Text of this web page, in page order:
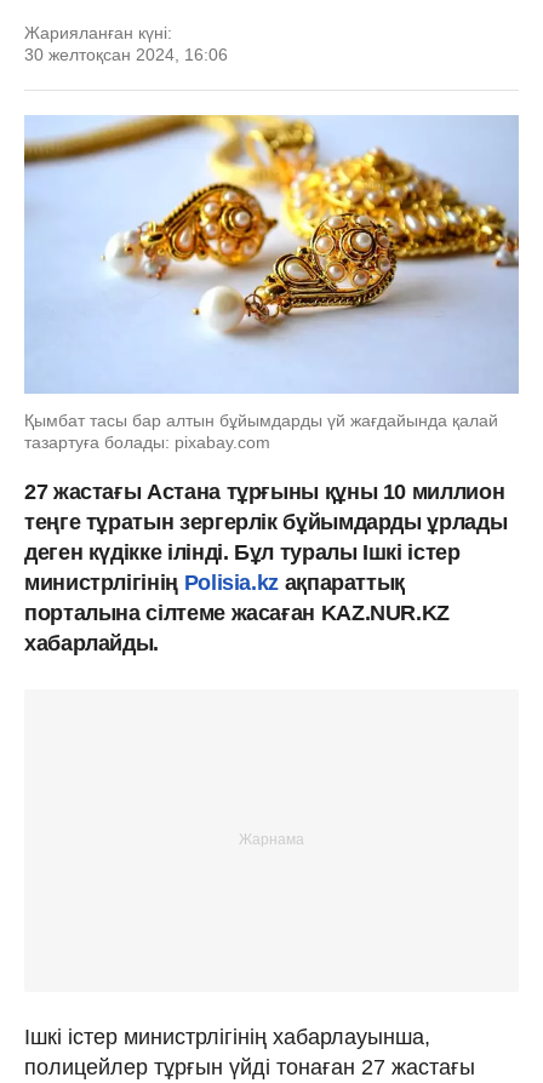
Жарияланған күні:
30 желтоқсан 2024, 16:06
Қымбат тасы бар алтын бұйымдарды үй жағдайында қалай
тазартуға болады: pixabay.com
27 жастағы Астана тұрғыны құны 10 миллион
теңге тұратын зергерлік бұйымдарды ұрлады
деген күдікке ілінді. Бұл туралы Ішкі істер
министрлігінің Polisia.kz ақпараттық
порталына сілтеме жасаған KAZ.NUR.KZ
хабарлайды.
Ішкі істер министрлігінің хабарлауынша,
полицейлер тұрғын үйді тонаған 27 жастағы